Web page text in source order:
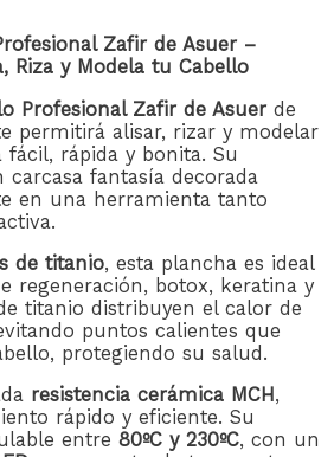
Zafir de Asuer –
Riza y Modela tu Cabello
Profesional Zafir de Asuer de
permitirá alisar, rizar y modelar
fácil, rápida y bonita. Su
carcasa fantasía decorada
en una herramienta tanto
de titanio, esta plancha es ideal
regeneración, botox, keratina y
titanio distribuyen el calor de
puntos calientes que
protegiendo su salud.
resistencia cerámica MCH ,
rápido y eficiente. Su
entre 80ºC y 230ºC, con un